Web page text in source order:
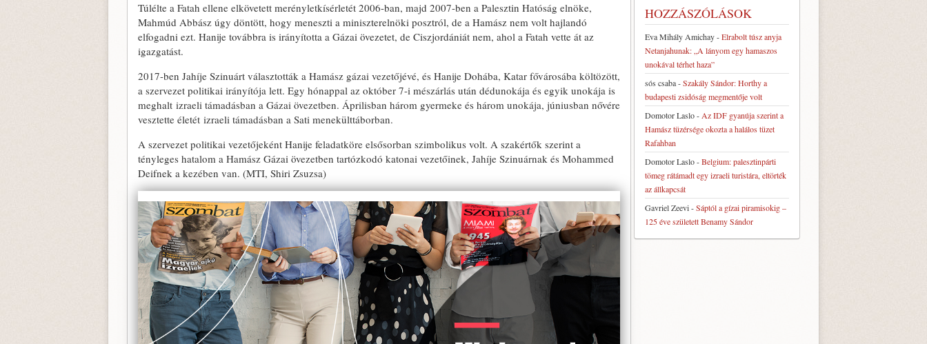
Túlélte a Fatah ellene elkövetett merényletkísérletét 2006-ban, majd 2007-ben a Palesztin Hatóság elnöke,
Mahmúd Abbász úgy döntött, hogy meneszti a miniszterelnöki posztról, de a Hamász nem volt hajlandó
elfogadni ezt. Hanije továbbra is irányította a Gázai övezetet, de Ciszjordániát nem, ahol a Fatah vette át az
igazgatást.
2017-ben Jahíje Szinuárt választották a Hamász gázai vezetőjévé, és Hanije Dohába, Katar fővárosába költözött,
a szervezet politikai irányítója lett. Egy hónappal az október 7-i mészárlás után dédunokája és egyik unokája is
meghalt izraeli támadásban a Gázai övezetben. Áprilisban három gyermeke és három unokája, júniusban nővére
vesztette életét izraeli támadásban a Sati menekülttáborban.
A szervezet politikai vezetőjeként Hanije feladatköre elsősorban szimbolikus volt. A szakértők szerint a
tényleges hatalom a Hamász Gázai övezetben tartózkodó katonai vezetőinek, Jahíje Szinuárnak és Mohammed
Deifnek a kezében van. (MTI, Shiri Zsuzsa)
HOZZÁSZÓLÁSOK
Eva Mihály Amichay-Elrabolt túsz anyja
Netanjahunak: „A lányom egy hamaszos
unokával térhet haza”
sós csaba-Szakály Sándor: Horthy a
budapesti zsidóság megmentője volt
Domotor Laslo- Az IDF gyanúja szerint a
Hamász tüzérsége okozta a halálos tüzet
Rafahban
Domotor Laslo-Belgium: palesztinpárti
tömeg rátámadt egy izraeli turistára, eltörték
az állkapcsát
Gavriel Zeevi-Sáptól a gízai piramisokig –
125 éve született Benamy Sándor